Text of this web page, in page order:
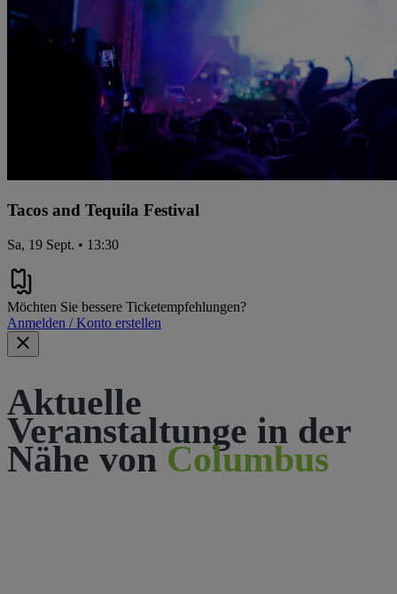
Tacos and Tequila Festival
Sa, 19 Sept. • 13:30
Möchten Sie bessere Ticketempfehlungen?
Anmelden / Konto erstellen
Aktuelle
Veranstaltunge in der
Nähe von Columbus